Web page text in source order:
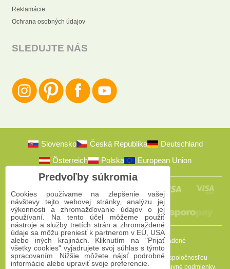
Reklamácie
Ochrana osobných údajov
SLEDUJTE NÁS
Slovensko Česká Republika
Deutschland
Österreich
Polska European Union
2009-2026 © Bomba s.r.o.Všetky práva vyhradené
Táto stránka je chránená programom reCAPTCHA a spoločnosťou
Google. PlatiaPravidlá ochrany osobných údajov Zmluvné podmienky.
Predvoľby súkromia
Cookies používame na zlepšenie vašej
návštevy tejto webovej stránky, analýzu jej
výkonnosti a zhromažďovanie údajov o jej
používaní. Na tento účel môžeme použiť
nástroje a služby tretích strán a zhromaždené
údaje sa môžu preniesť k partnerom v EÚ, USA
alebo iných krajinách. Kliknutím na "Prijať
všetky cookies" vyjadrujete svoj súhlas s týmto
spracovaním. Nižšie môžete nájsť podrobné
informácie alebo upraviť svoje preferencie.